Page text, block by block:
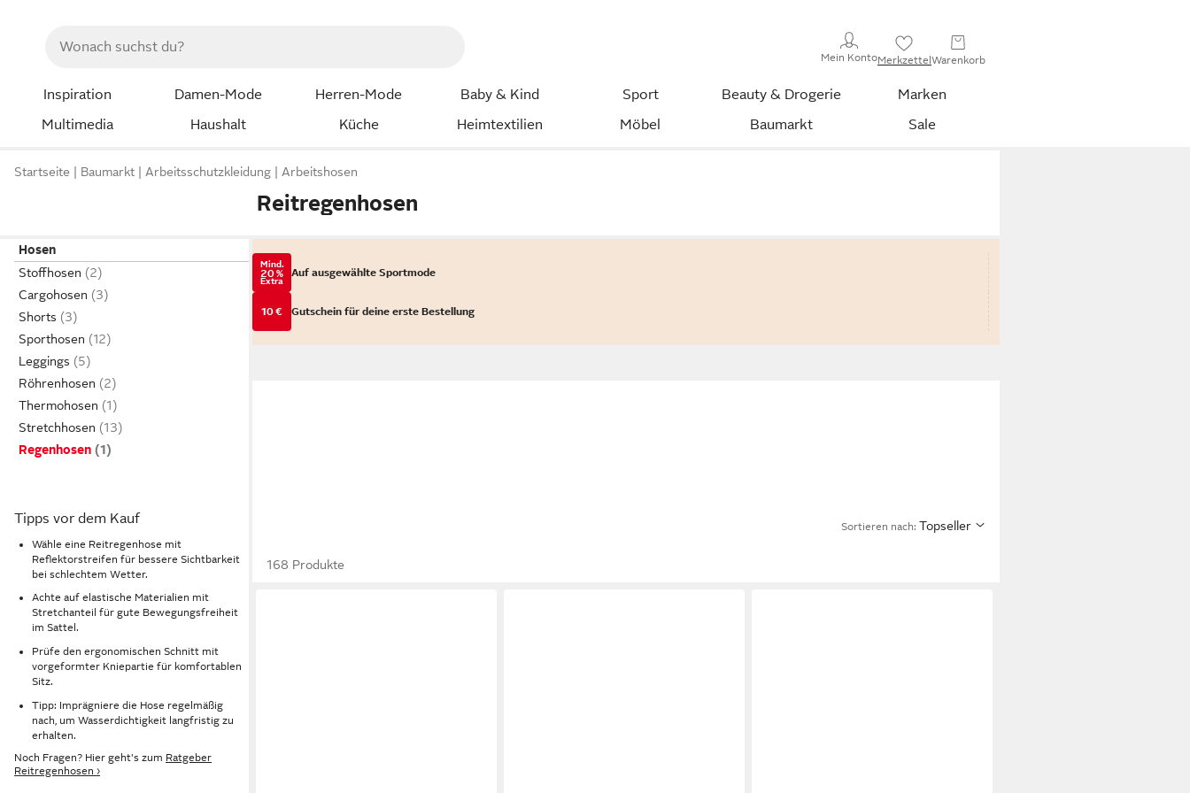
Mein KontoMerkzettelWarenkorb
Inspiration Damen-Mode Herren-Mode Baby & Kind Sport Beauty & Drogerie
Marken
Multimedia
Haushalt Küche Heimtextilien Möbel Baumarkt Sale
Startseite Baumarkt Arbeitsschutzkleidung Arbeitshosen
Reitregenhosen
Hosen
Stoffhosen
Cargohosen
Shorts
Sporthosen
Leggings
Röhrenhosen
Thermohosen
Stretchhosen
Regenhosen
Tipps vor dem Kauf
Wähle eine Reitregenhose mit
Reflektorstreifen für bessere Sichtbarkeit
bei schlechtem Wetter.
Achte auf elastische Materialien mit
Stretchanteil für gute Bewegungsfreiheit
im Sattel.
Prüfe den ergonomischen Schnitt mit
vorgeformter Kniepartie für komfortablen
Sitz.
Tipp: Imprägniere die Hose regelmäßig
nach, um Wasserdichtigkeit langfristig zu
erhalten.
Noch Fragen? Hier geht's zum Ratgeber
Reitregenhosen ›
Mind.
20 %
Extra
Auf ausgewählte Sportmode
10 € Gutschein für deine erste Bestellung
Sortieren nach: Topseller
168 Produkte